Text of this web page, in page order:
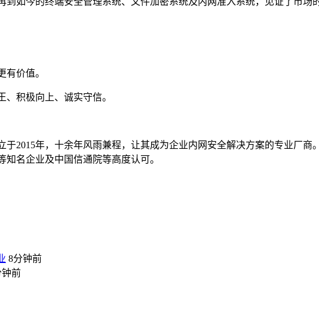
价值。
积极向上、诚实守信。
2015年，十余年风雨兼程，让其成为企业内网安全解决方案的专业厂
名企业及中国信通院等高度认可。
8分钟前
钟前